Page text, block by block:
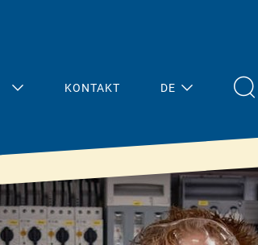
KONTAKT DE
Mein
Bereich
Aktuelles
Übersicht